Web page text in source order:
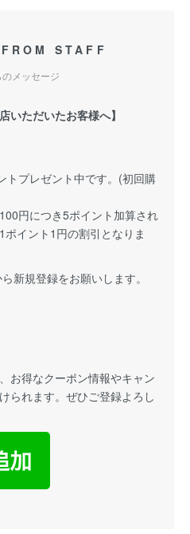
STAFF
メッセージ
いただいたお客様へ】
トプレゼント中です。(初回購
円につき5ポイント加算され
イント1円の割引となりま
新規登録をお願いします。
お得なクーポン情報やキャン
られます。ぜひご登録よろし